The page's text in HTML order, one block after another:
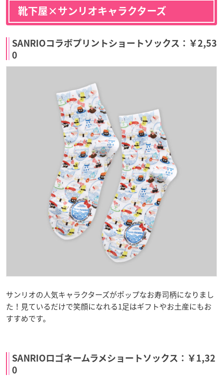
靴下屋×サンリオキャラクターズ
SANRIOコラボプリントショートソックス：￥2,53
0
サンリオの人気キャラクターズがポップなお寿司柄になりまし
た！見ているだけで笑顔になれる1足はギフトやお土産にもお
すすめです。
SANRIOロゴネームラメショートソックス：￥1,32
0